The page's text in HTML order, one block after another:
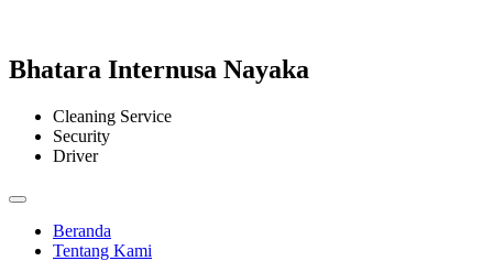
Bhatara Internusa Nayaka
Cleaning Service
Security
Driver
Beranda
Tentang Kami